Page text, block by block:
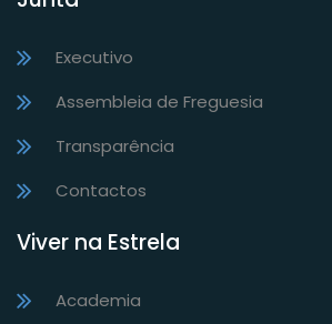
Executivo
Assembleia de Freguesia
Transparência
Contactos
Viver na Estrela
Academia